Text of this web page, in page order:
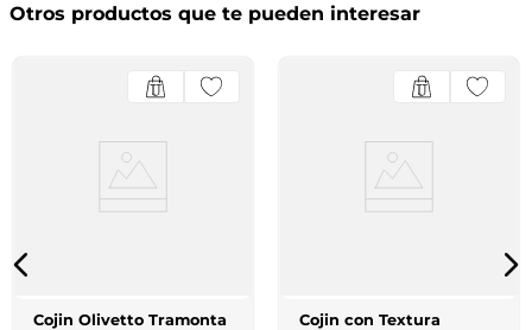
Otros productos que te pueden interesar
Cojin Olivetto Tramonta
Cojin con Textura